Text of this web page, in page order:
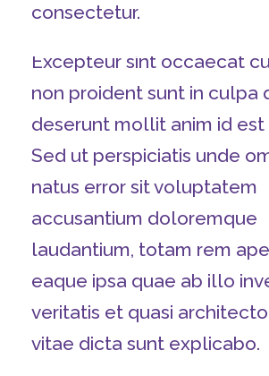
consectetur.
Excepteur sint occaecat
non proident sunt in culpa
deserunt mollit anim id est
Sed ut perspiciatis unde
natus error sit voluptatem
accusantium doloremque
laudantium, totam rem
eaque ipsa quae ab illo
veritatis et quasi
vitae dicta sunt explicabo.